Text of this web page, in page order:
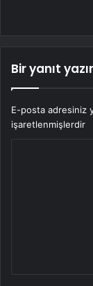
Bir yanıt
E-posta adresiniz
işaretlenmişlerdir